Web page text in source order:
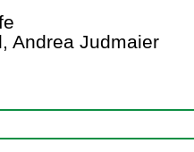
Andrea Judmaier